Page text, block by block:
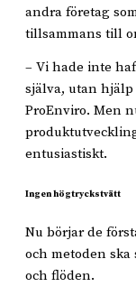
andra företag
tillsammans till
– Vi hade inte
själva, utan
ProEnviro. Men
entusiastiskt.
Ingen högtryckstvätt
Nu börjar de
och metoden
och flöden.